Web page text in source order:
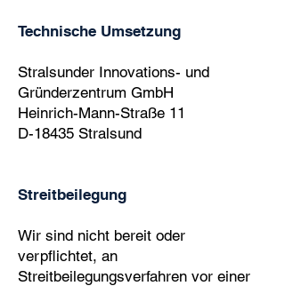
Technische Umsetzung
Stralsunder Innovations- und
Gründerzentrum GmbH
Heinrich-Mann-Straße 11
D-18435 Stralsund
Streitbeilegung
Wir sind nicht bereit oder
verpflichtet, an
Streitbeilegungsverfahren vor einer